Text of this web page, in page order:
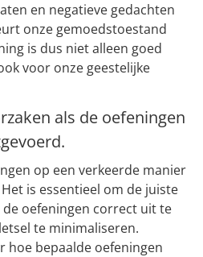
en negatieve gedachten
onze gemoedstoestand
is dus niet alleen goed
voor onze geestelijke
als de oefeningen
op een verkeerde manier
is essentieel om de juiste
oefeningen correct uit te
te minimaliseren.
hoe bepaalde oefeningen